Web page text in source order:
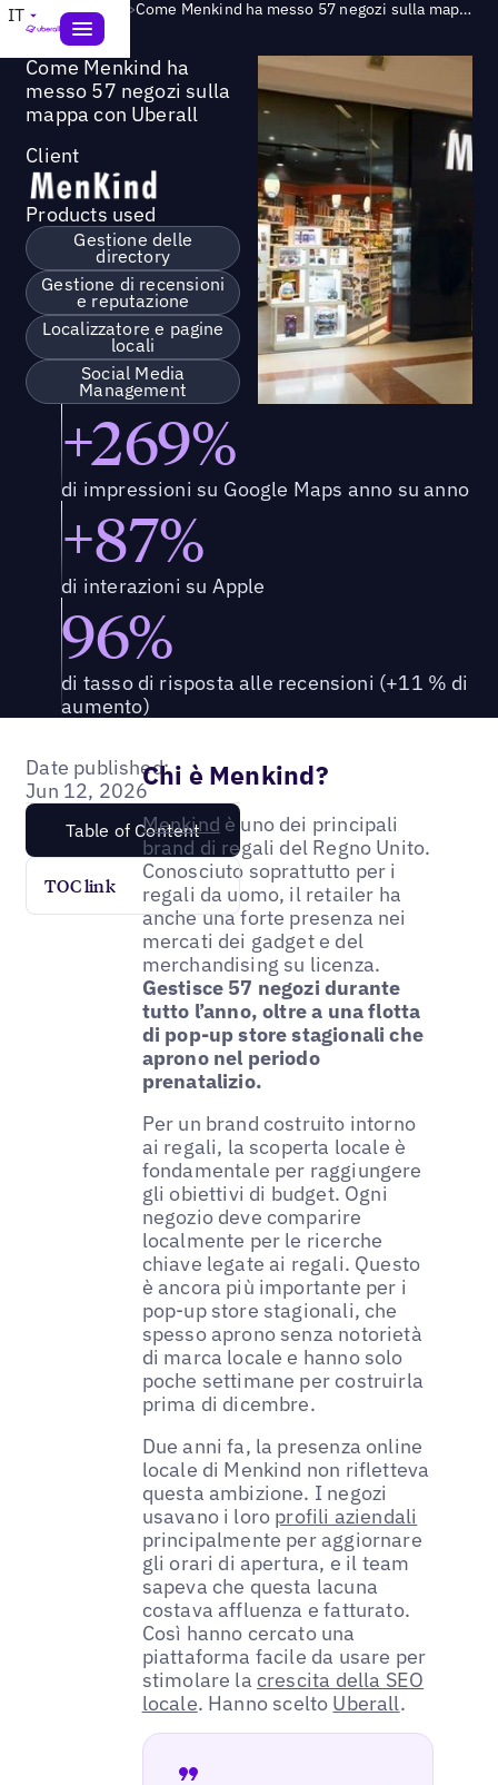
IT Success Story > Come Menkind ha messo 57 negozi sulla mappa con Uberall
Come Menkind ha
messo 57 negozi sulla
mappa con Uberall
Client
Products used
Gestione delle
directory
Gestione di recensioni
e reputazione
Localizzatore e pagine
locali
Social Media
Management
+269%
di impressioni su Google Maps anno su anno
+87%
di interazioni su Apple
96%
di tasso di risposta alle recensioni (+11 % di
aumento)
Date published:
Jun 12, 2026
Table of Content
TOC link
Chi è Menkind?
Menkind è uno dei principali
brand di regali del Regno Unito.
Conosciuto soprattutto per i
regali da uomo, il retailer ha
anche una forte presenza nei
mercati dei gadget e del
merchandising su licenza.
Gestisce 57 negozi durante
tutto l’anno, oltre a una flotta
di pop-up store stagionali che
aprono nel periodo
prenatalizio.
Per un brand costruito intorno
ai regali, la scoperta locale è
fondamentale per raggiungere
gli obiettivi di budget. Ogni
negozio deve comparire
localmente per le ricerche
chiave legate ai regali. Questo
è ancora più importante per i
pop-up store stagionali, che
spesso aprono senza notorietà
di marca locale e hanno solo
poche settimane per costruirla
prima di dicembre.
Due anni fa, la presenza online
locale di Menkind non rifletteva
questa ambizione. I negozi
usavano i loro profili aziendali
principalmente per aggiornare
gli orari di apertura, e il team
sapeva che questa lacuna
costava affluenza e fatturato.
Così hanno cercato una
piattaforma facile da usare per
stimolare la crescita della SEO
locale. Hanno scelto Uberall.